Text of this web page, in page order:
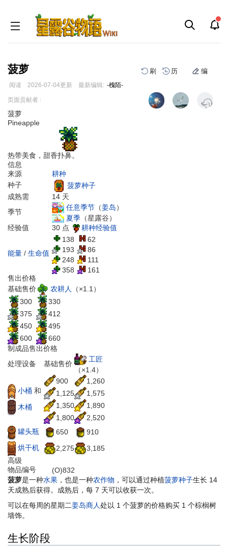
菠萝 刷 历 编
阅读 2026-07-04更新 最新编辑: -槐陌-
跳
导
航
跳
搜
索
页面贡献者 :
菠萝
Pineapple
热带美食，甜香扑鼻。
信息
来源
耕种
种子
菠萝种子
成熟需
14 天
季节
任意季节 （姜岛）
夏季 （星露谷）
经验值
30 点 耕种经验值
能量 / 生命值
138
62
193
86
248
111
358
161
售出价格
基础售价
农耕人
（×1.1）
300
375
450
600
330
412
495
660
制成品售出价格
处理设备
基础售价
工匠
（×1.4）
小桶 和
木桶
900
1,125
1,350
1,800
1,260
1,575
1,890
2,520
罐头瓶
650
910
烘干机
2,275
3,185
高级
物品编号
(O)832
菠萝是一种水果 ，也是一种农作物 ，可以通过种植菠萝种子生长 14
天成熟后获得。成熟后，每 7 天可以收获一次。
可以在每周的星期二姜岛商人处以 1 个菠萝的价格购买 1 个棕榈树
墙饰。
生长阶段